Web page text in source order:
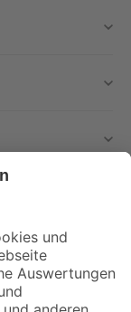
verpassen!